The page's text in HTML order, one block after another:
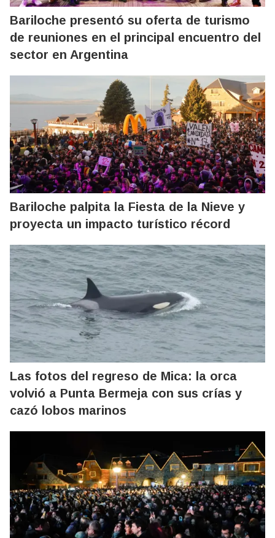
Bariloche presentó su oferta de turismo
de reuniones en el principal encuentro del
sector en Argentina
Bariloche palpita la Fiesta de la Nieve y
proyecta un impacto turístico récord
Las fotos del regreso de Mica: la orca
volvió a Punta Bermeja con sus crías y
cazó lobos marinos